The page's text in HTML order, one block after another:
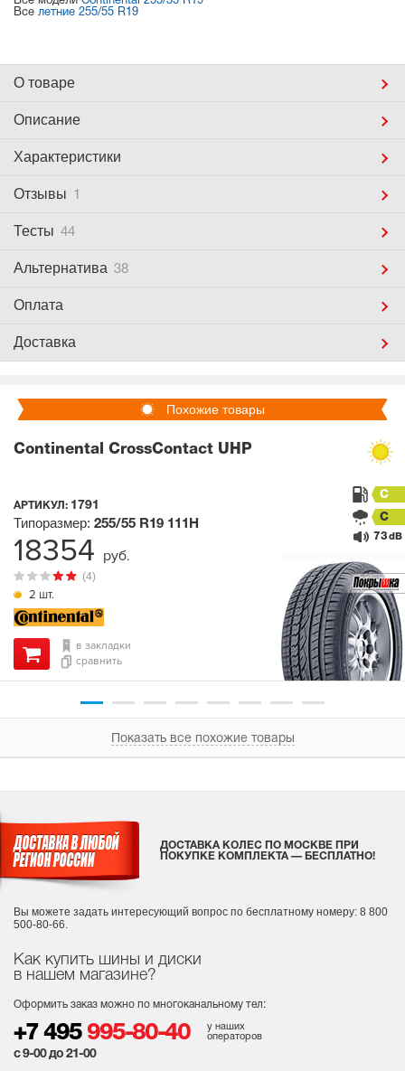
Все летние 255/55 R19
О товаре
Описание
Характеристики
Отзывы 1
Тесты 44
Альтернатива 38
Оплата
Доставка
Похожие товары
Continental CrossContact UHP
АРТИКУЛ: 1791
2 шт.
(4)
Типоразмер: 255/55 R19 111H
C
C
73 dB
в закладки
сравнить
18354 руб.
Показать все похожие товары
Как купить шины и диски
в нашем магазине?
Оформить заказ можно по многоканальному тел:
+7 495 995-80-40
у наших
операторов
с 9-00 до 21-00
ДОСТАВКА КОЛЕС ПО МОСКВЕ ПРИ
ПОКУПКЕ КОМПЛЕКТА — БЕСПЛАТНО!
Вы можете задать интересующий вопрос по бесплатному номеру: 8 800
500-80-66.